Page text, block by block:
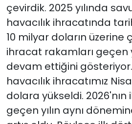
çevirdik. 2025 yılında
havacılık ihracatında
10 milyar doların üzerine
ihracat rakamları geçen
devam ettiğini
havacılık ihracatımız
dolara yükseldi. 2026'nın
geçen yılın aynı